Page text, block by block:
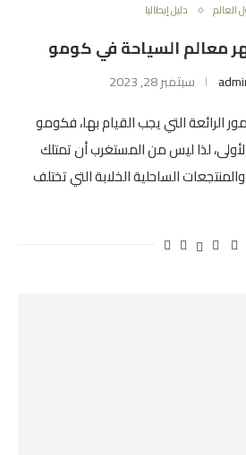
العالم دليل إيطاليا
سبتمبر 28, 2023
الرائعة التي يجب القيام بها، فكومو
لذا ليس من المستغرب أن تمتلك
الساحلية الخلابة التي تختلف